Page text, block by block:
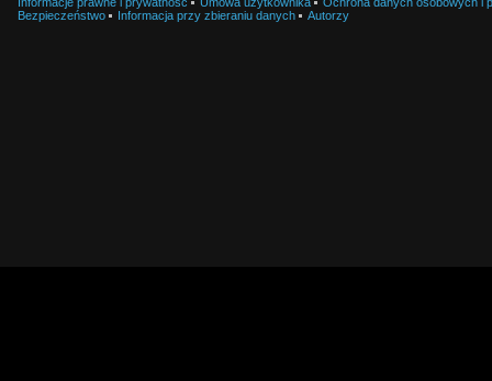
Bezpieczeństwo
Informacja przy zbieraniu danych Autorzy